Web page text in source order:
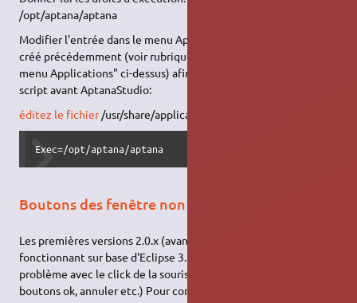
/opt/aptana/aptana
Modifier l'entrée dans le menu Applications que nous avons
créé précédemment (voir rubrique "Ajout d'une entrée dans le
menu Applications" ci-dessus) afin qu'il exécute notre nouveau
script avant AptanaStudio:
éditez le fichier/usr/share/applications/aptana.desktop
Exec=/opt/aptana/aptana
Boutons des fenêtre non cliquables
Les premières versions 2.0.x (avant la 2.0.4, mars 2010)
fonctionnant sur base d'Eclipse 3.5, elles peuvent présenter un
problème avec le click de la souris dans les fenêtres (les
boutons ok, annuler etc.) Pour corriger ce problème, il faut